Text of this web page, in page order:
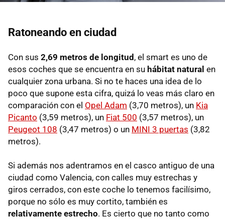
Ratoneando en ciudad
Con sus 2,69 metros de longitud, el smart es uno de
esos coches que se encuentra en su hábitat natural en
cualquier zona urbana. Si no te haces una idea de lo
poco que supone esta cifra, quizá lo veas más claro en
comparación con el Opel Adam (3,70 metros), un Kia
Picanto (3,59 metros), un Fiat 500 (3,57 metros), un
Peugeot 108 (3,47 metros) o un MINI 3 puertas (3,82
metros).
Si además nos adentramos en el casco antiguo de una
ciudad como Valencia, con calles muy estrechas y
giros cerrados, con este coche lo tenemos facilísimo,
porque no sólo es muy cortito, también es
relativamente estrecho. Es cierto que no tanto como